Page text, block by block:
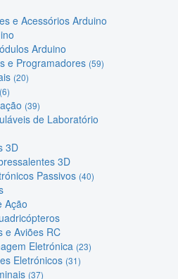
e Acessórios Arduino
Arduino
e Programadores (59)
(20)
(6)
(39)
de Laboratório
3D
3D
Passivos (40)
Ação
e Aviões RC
Eletrónica (23)
Eletrónicos (31)
(37)